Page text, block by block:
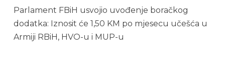
Parlament FBiH usvojio uvođenje boračkog
dodatka: Iznosit će 1,50 KM po mjesecu učešća u
Armiji RBiH, HVO-u i MUP-u